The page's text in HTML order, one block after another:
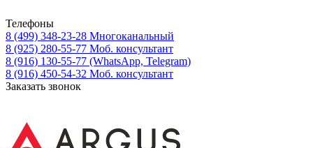
Телефоны
8 (499) 348-23-28 Многоканальный
8 (925) 280-55-77 Моб. консультант
8 (916) 130-55-77 (WhatsApp, Telegram)
8 (916) 450-54-32 Моб. консультант
Заказать звонок